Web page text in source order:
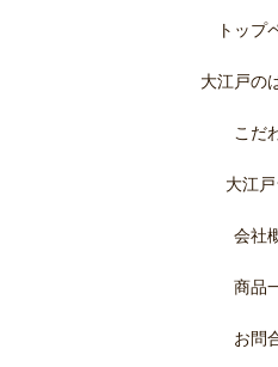
トップ
大江戸の
こだ
大江
会社
商品
お問